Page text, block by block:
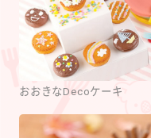
おおきなDecoケーキ